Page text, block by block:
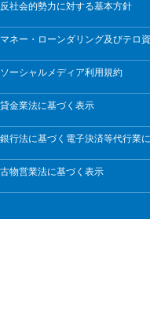
反社会的勢力に対する基本方針
マネー・ローンダリング及びテロ
ソーシャルメディア利用規約
貸金業法に基づく表示
銀行法に基づく電子決済等代行業
古物営業法に基づく表示